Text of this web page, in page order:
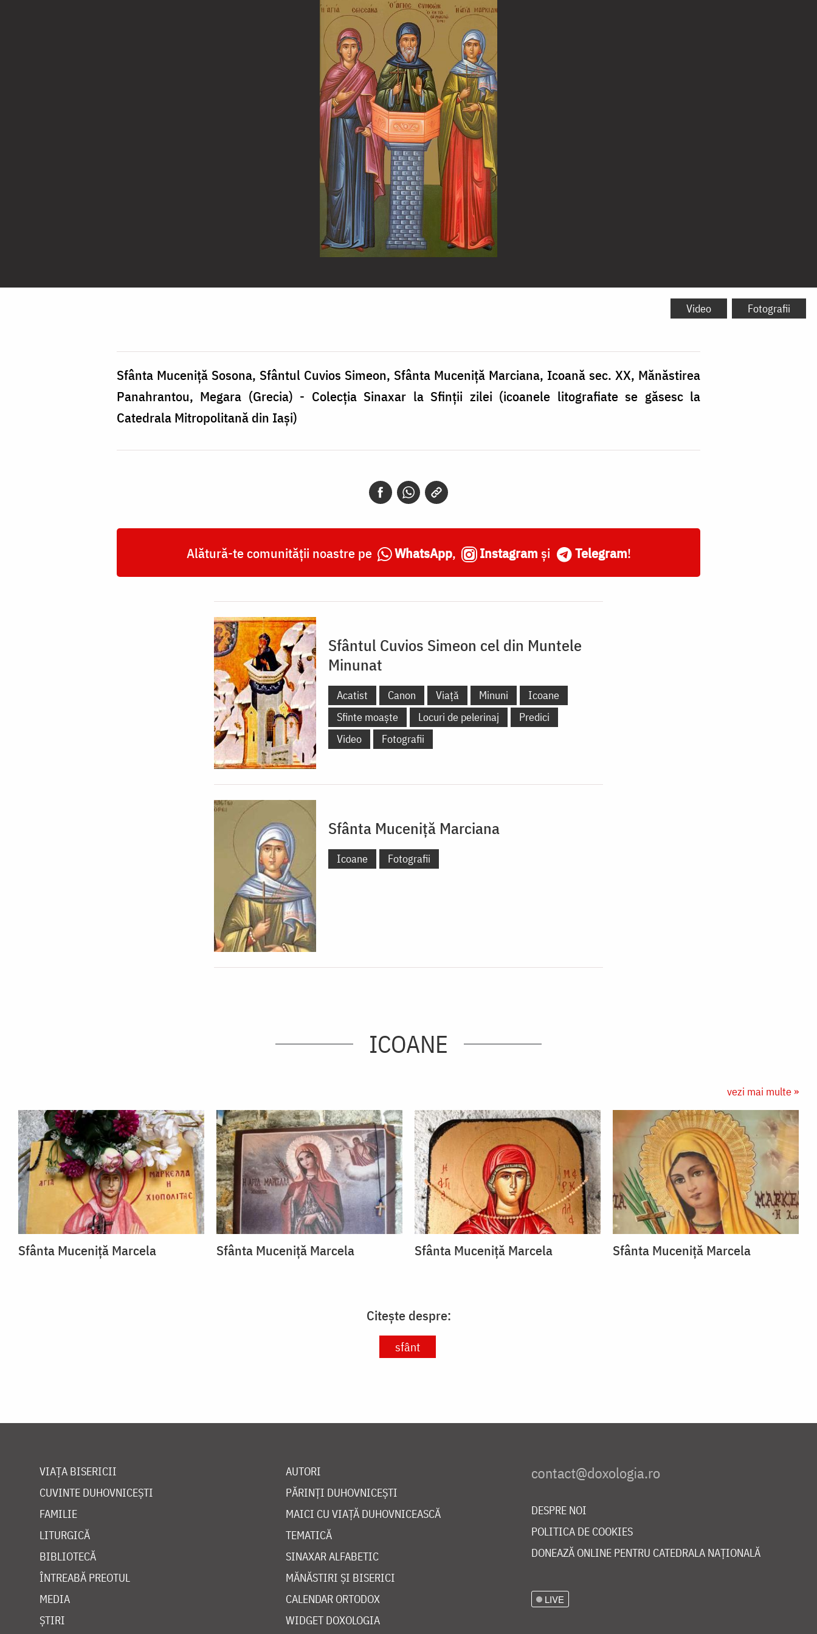
Muceniță
Video Fotografii
Sfânta Muceniță Sosona, Sfântul Cuvios Simeon, Sfânta Muceniță Marciana, Icoană sec. XX, Mănăstirea
Panahrantou, Megara (Grecia) - Colecția Sinaxar la Sfinții zilei (icoanele litografiate se găsesc la
Catedrala Mitropolitană din Iași)
Alătură-te comunității noastre pe WhatsApp, Instagram și Telegram!
Sfântul Cuvios Simeon cel din Muntele
Minunat
Acatist Canon Viață Minuni
Icoane
Sfinte moaște
Locuri de pelerinaj
Predici
Video
Fotografii
Sfânta Muceniță Marciana
Icoane Fotografii
ICOANE
vezi mai multe »
Sfânta Muceniță Marcela Sfânta Muceniță Marcela Sfânta Muceniță Marcela Sfânta Muceniță Marcela
Citește despre:
sfânt
VIAȚA BISERICII
CUVINTE DUHOVNICEȘTI
FAMILIE
LITURGICĂ
BIBLIOTECĂ
ÎNTREABĂ PREOTUL
MEDIA
ȘTIRI
AUTORI
PĂRINȚI DUHOVNICEȘTI
MAICI CU VIAȚĂ DUHOVNICEASCĂ
TEMATICĂ
SINAXAR ALFABETIC
MĂNĂSTIRI ȘI BISERICI
CALENDAR ORTODOX
WIDGET DOXOLOGIA
DESPRE NOI
POLITICA DE COOKIES
DONEAZĂ ONLINE PENTRU CATEDRALA NAȚIONALĂ
LIVE